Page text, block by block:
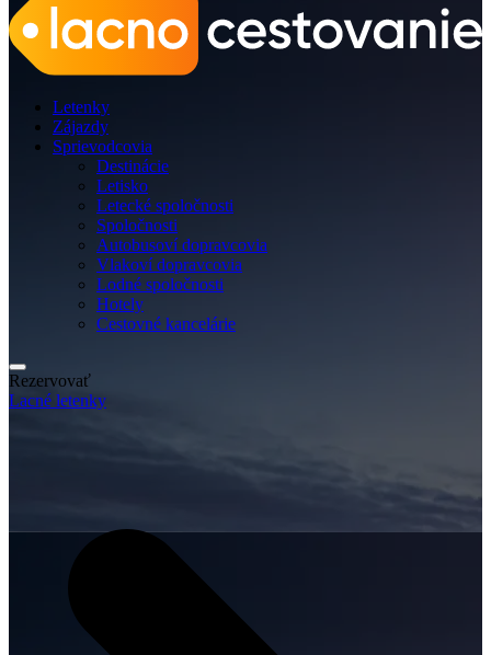
Letenky
Zájazdy
Sprievodcovia
Destinácie
Letisko
Letecké spoločnosti
Spoločnosti
Autobusoví dopravcovia
Vlakoví dopravcovia
Lodné spoločnosti
Hotely
Cestovné kancelárie
Rezervovať
Lacné letenky